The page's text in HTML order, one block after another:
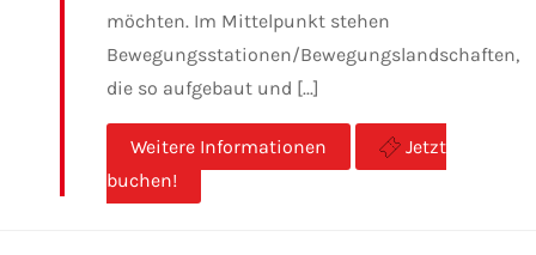
möchten. Im Mittelpunkt stehen
Bewegungsstationen/Bewegungslandschaften,
die so aufgebaut und [...]
Weitere Informationen
Jetzt
buchen!